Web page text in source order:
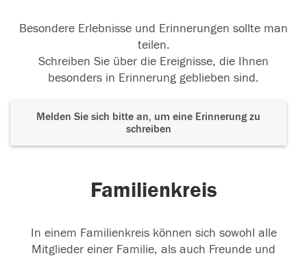
Besondere Erlebnisse und Erinnerungen sollte man
teilen.
Schreiben Sie über die Ereignisse, die Ihnen
besonders in Erinnerung geblieben sind.
Melden Sie sich bitte an, um eine Erinnerung zu
schreiben
Familienkreis
In einem Familienkreis können sich sowohl alle
Mitglieder einer Familie, als auch Freunde und